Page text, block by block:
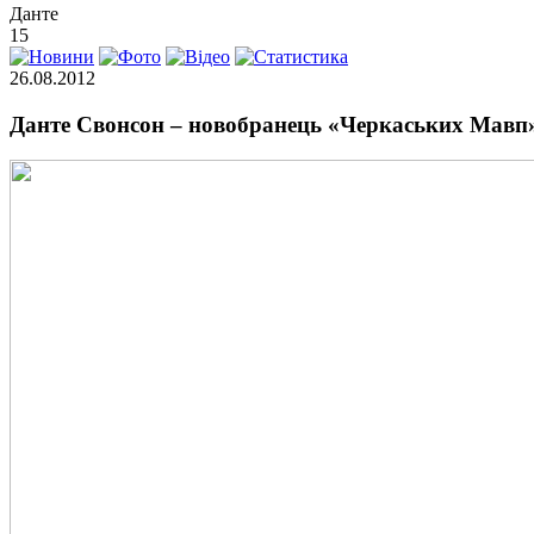
Данте
15
26.08.2012
Данте Свонсон – новобранець «Черкаських